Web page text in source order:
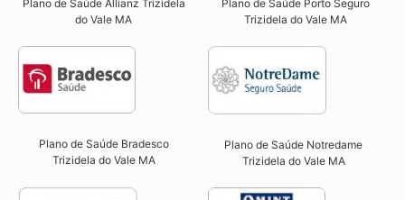
Plano de Saúde Allianz Trizidela
do Vale MA​
Plano de Saúde Porto Seguro
Trizidela do Vale MA​
Plano de Saúde Bradesco
Trizidela do Vale MA
Plano de Saúde Notredame
Trizidela do Vale MA​